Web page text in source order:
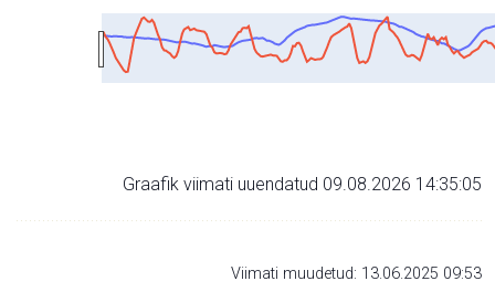
Graafik viimati uuendatud 09.08.2026 14:35:05
Viimati muudetud: 13.06.2025 09:53